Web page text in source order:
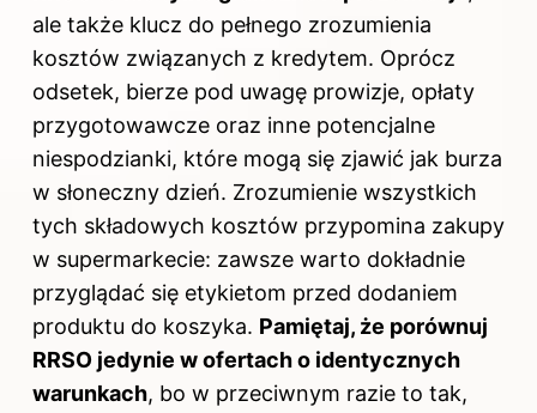
ale także klucz do pełnego zrozumienia
kosztów związanych z kredytem. Oprócz
odsetek, bierze pod uwagę prowizje, opłaty
przygotowawcze oraz inne potencjalne
niespodzianki, które mogą się zjawić jak burza
w słoneczny dzień. Zrozumienie wszystkich
tych składowych kosztów przypomina zakupy
w supermarkecie: zawsze warto dokładnie
przyglądać się etykietom przed dodaniem
produktu do koszyka. Pamiętaj, że porównuj
RRSO jedynie w ofertach o identycznych
warunkach, bo w przeciwnym razie to tak,